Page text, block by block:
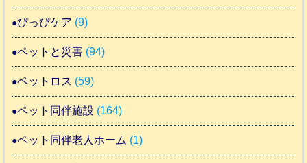
ぴっぴケア (9)
ペットと災害 (94)
ペットロス (59)
ペット同伴施設 (164)
ペット同伴老人ホーム (1)